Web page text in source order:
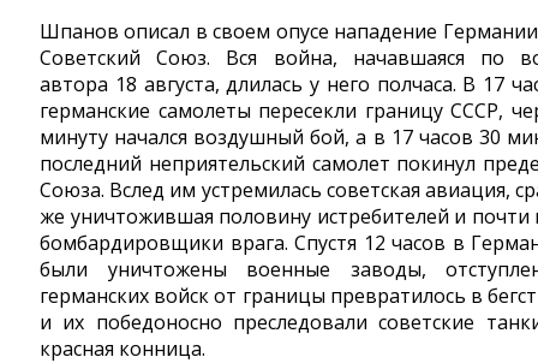
Шпанов описал в своем опусе нападение
Советский Союз. Вся война, начавшаяся по
автора 18 августа, длилась у него полчаса. В 17
германские самолеты пересекли границу СССР,
минуту начался воздушный бой, а в 17 часов 30
последний неприятельский самолет покинул
Союза. Вслед им устремилась советская авиация,
же уничтожившая половину истребителей и почти
бомбардировщики врага. Спустя 12 часов в
были уничтожены военные заводы,
германских войск от границы превратилось в
и их победоносно преследовали советские
красная конница.